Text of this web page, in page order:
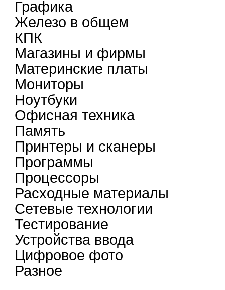
Графика
Железо в общем
КПК
Магазины и фирмы
Материнские платы
Мониторы
Ноутбуки
Офисная техника
Память
Принтеры и сканеры
Программы
Процессоры
Расходные материалы
Сетевые технологии
Тестирование
Устройства ввода
Цифровое фото
Разное